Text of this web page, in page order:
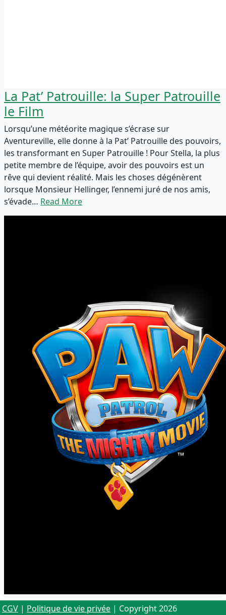
La Pat’ Patrouille: la Super Patrouille
le Film
Lorsqu’une météorite magique s’écrase sur
Aventureville, elle donne à la Pat’ Patrouille des pouvoirs,
les transformant en Super Patrouille ! Pour Stella, la plus
petite membre de l’équipe, avoir des pouvoirs est un
rêve qui devient réalité. Mais les choses dégénèrent
lorsque Monsieur Hellinger, l’ennemi juré de nos amis,
s’évade… Read More
CGV | Politique de vie privée | Copyright 2026